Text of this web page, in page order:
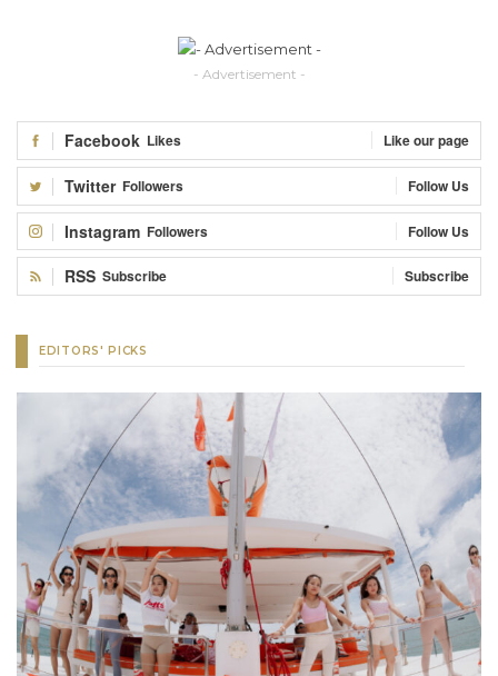
- Advertisement -
Facebook Likes Like our page
Twitter Followers Follow Us
Instagram Followers Follow Us
RSS Subscribe Subscribe
EDITORS' PICKS